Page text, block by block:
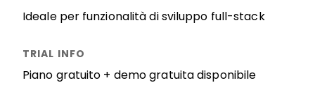
Ideale per funzionalità di sviluppo full-stack
Piano gratuito + demo gratuita disponibile